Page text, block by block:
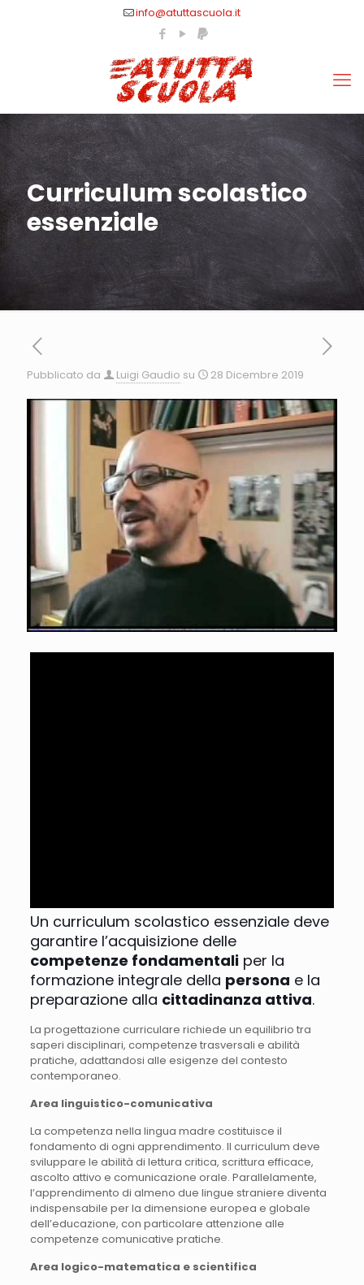
info@atuttascuola.it
Curriculum scolastico
essenziale
Pubblicato da Luigi Gaudio su 28 Dicembre 2019
Un curriculum scolastico essenziale deve
garantire l’acquisizione delle
competenze fondamentaliper la
formazione integrale della persona e la
preparazione alla cittadinanza attiva.
La progettazione curriculare richiede un equilibrio tra
saperi disciplinari, competenze trasversali e abilità
pratiche, adattandosi alle esigenze del contesto
contemporaneo.
Area linguistico-comunicativa
La competenza nella lingua madre costituisce il
fondamento di ogni apprendimento. Il curriculum deve
sviluppare le abilità di lettura critica, scrittura efficace,
ascolto attivo e comunicazione orale. Parallelamente,
l’apprendimento di almeno due lingue straniere diventa
indispensabile per la dimensione europea e globale
dell’educazione, con particolare attenzione alle
competenze comunicative pratiche.
Area logico-matematica e scientifica